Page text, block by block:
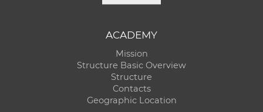
ACADEMY
Mission
Structure Basic Overview
Structure
Contacts
Geographic Location